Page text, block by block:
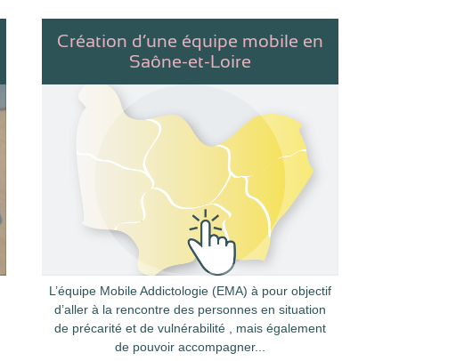
Création d’une équipe mobile en
Saône-et-Loire
L’équipe Mobile Addictologie (EMA) à pour objectif
d’aller à la rencontre des personnes en situation
de précarité et de vulnérabilité , mais également
de pouvoir accompagner...